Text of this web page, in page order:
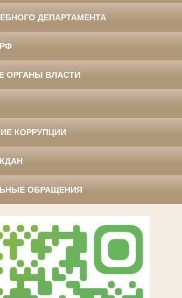
ДЕПАРТАМЕНТА
ОРГАНЫ ВЛАСТИ
КОРРУПЦИИ
ОБРАЩЕНИЯ